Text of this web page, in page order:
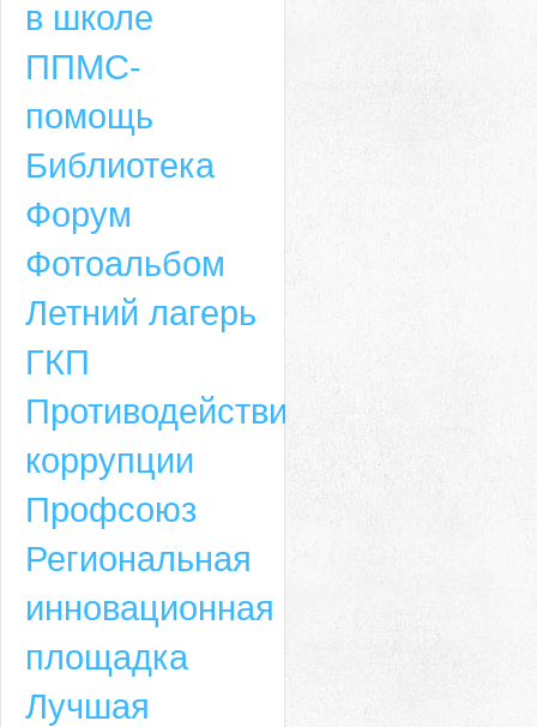
Адрес
6-49, электронный адрес: aja_70@mail.ru
в школе
ППМС-
помощь
Библиотека
Форум
Фотоальбом
Летний лагерь
ГКП
Противодействие
коррупции
Профсоюз
Региональная
инновационная
площадка
Лучшая